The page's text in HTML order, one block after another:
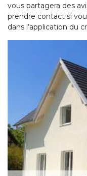
vous partagera des
prendre contact si
dans l’application du